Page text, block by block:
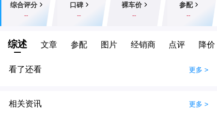
综合评分
--
口碑
--
裸车价
--
参配
--
综述 文章 参配 图片 经销商 点评 降价
看了还看 更多 >
相关资讯 更多 >